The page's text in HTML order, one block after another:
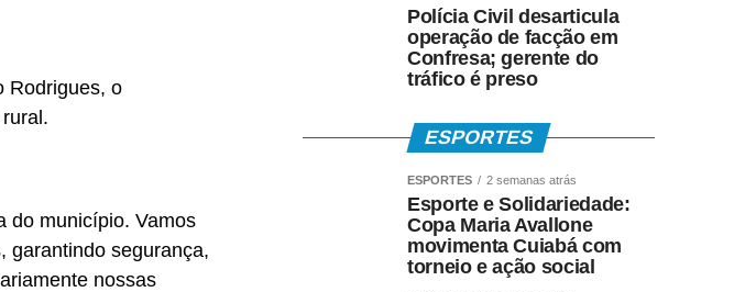
Rodrigues, o
do município. Vamos
garantindo segurança,
nossas
Polícia Civil desarticula
operação de facção em
Confresa; gerente do
tráfico é preso
ESPORTES
ESPORTES 2 semanas atrás
Esporte e Solidariedade:
Copa Maria Avallone
movimenta Cuiabá com
torneio e ação social